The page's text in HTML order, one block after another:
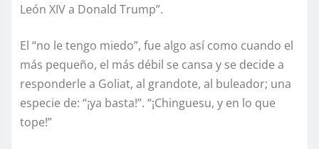
León XIV a Donald Trump”.
El “no le tengo miedo”, fue algo así como cuando el
más pequeño, el más débil se cansa y se decide a
responderle a Goliat, al grandote, al buleador; una
especie de: “¡ya basta!”. “¡Chinguesu, y en lo que
tope!”